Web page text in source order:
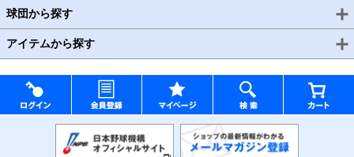
球団から探す
アイテムから探す